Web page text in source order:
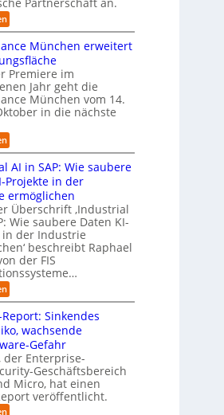
2
B
V
o
r
a
u
s
w
a
h
l
r
n
c
h
d
e
r
Z
e
i
t
v
o
r
z
u
r
ü
c
s
e
h
n
t
r
i
t
I
n
d
u
t
r
i
a
l
B
u
s
i
n
e
s
s
E
c
o
s
y
s
t
e
s
a
l
u
t
o
m
t
i
o
n
O
r
g
w
ä
c
h
s
t
w
i
t
e
r
Partnerschaft an.
:
E
t
w
c
k
l
u
g
u
n
d
r
e
a
n
B
e
t
r
i
b
m
i
t
i
n
d
u
s
München erweitert
Premiere im
Jahr geht die
München vom 14.
in die nächste
:
M
a
i
n
t
e
n
n
c
e
M
ü
n
c
h
e
n
e
r
w
e
i
t
AI in SAP: Wie saubere
Projekte in der
ermöglichen
Überschrift ‚Industrial
Wie saubere Daten KI-
in der Industrie
beschreibt Raphael
der FIS
:
I
n
d
u
s
t
r
i
a
l
A
Sinkendes
wachsende
Gefahr
der Enterprise-
Geschäftsbereich
Micro, hat einen
veröffentlicht.
: